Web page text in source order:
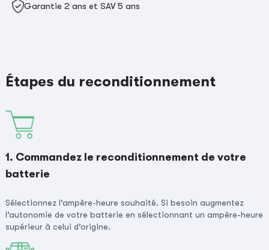
Garantie 2 ans et SAV 5 ans
Étapes du reconditionnement
1. Commandez le reconditionnement de votre
batterie
Sélectionnez l’ampère-heure souhaité. Si besoin augmentez
l’autonomie de votre batterie en sélectionnant un ampère-heure
supérieur à celui d’origine.